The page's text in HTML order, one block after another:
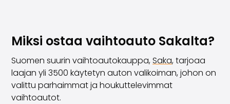
Miksi ostaa vaihtoauto Sakalta?
Suomen suurin vaihtoautokauppa,Saka, tarjoaa
laajan yli 3500 käytetyn auton valikoiman, johon on
valittu parhaimmat ja houkuttelevimmat
vaihtoautot.